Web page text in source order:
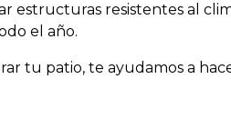
estructuras resistentes al
el año.
tu patio, te ayudamos a